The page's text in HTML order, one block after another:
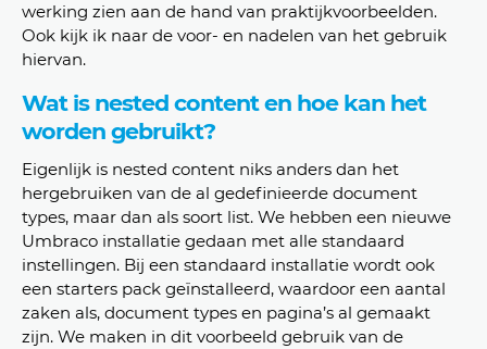
werking zien aan de hand van praktijkvoorbeelden.
Ook kijk ik naar de voor- en nadelen van het gebruik
hiervan.
Wat is nested content en hoe kan het
worden gebruikt?
Eigenlijk is nested content niks anders dan het
hergebruiken van de al gedefinieerde document
types, maar dan als soort list. We hebben een nieuwe
Umbraco installatie gedaan met alle standaard
instellingen. Bij een standaard installatie wordt ook
een starters pack geïnstalleerd, waardoor een aantal
zaken als, document types en pagina’s al gemaakt
zijn. We maken in dit voorbeeld gebruik van de